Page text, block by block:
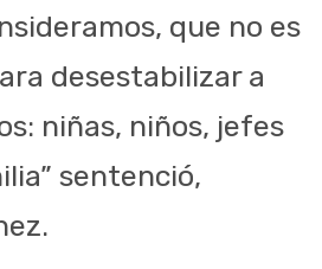
que no es
desestabilizar a
niñas, niños, jefes
sentenció,